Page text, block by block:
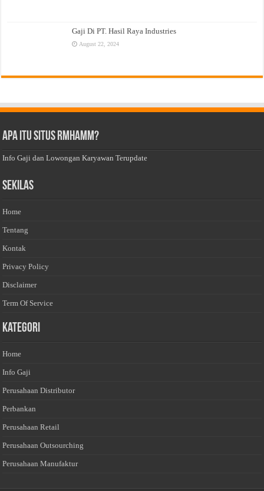
Gaji Di PT. Hasil Raya Industries
August 22, 2024
Apa Itu Situs Rmhamm?
Info Gaji dan Lowongan Karyawan Terupdate
Sekilas
Home
Tentang
Kontak
Privacy Policy
Disclaimer
Term Of Service
Kategori
Home
Info Gaji
Perusahaan Distributor
Perbankan
Perusahaan Retail
Perusahaan Outsourching
Perusahaan Manufaktur